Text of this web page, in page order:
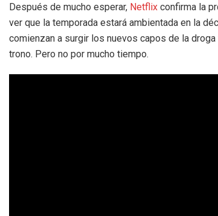
Después de mucho esperar, Netflix confirma la
ver que la temporada estará ambientada en la
comienzan a surgir los nuevos capos de la
trono. Pero no por mucho tiempo.